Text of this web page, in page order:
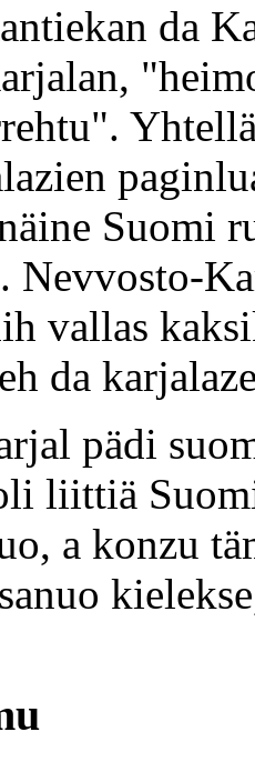
da
Suomi
Nevvosto-
vallas
da
pädi
liittiä
a konzu